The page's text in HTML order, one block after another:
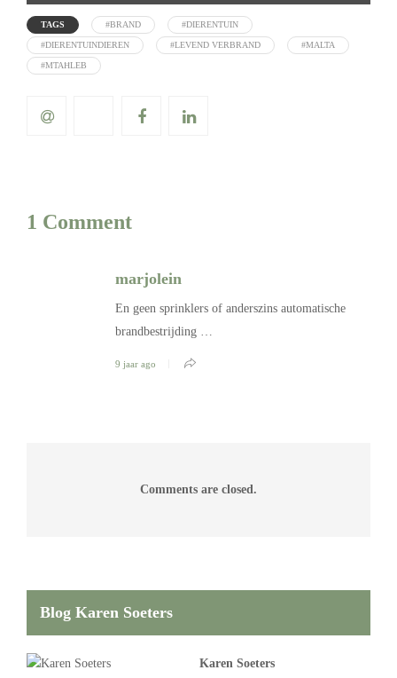
TAGS #BRAND #DIERENTUIN
#DIERENTUINDIEREN #LEVEND VERBRAND #MALTA
#MTAĦLEB
1 Comment
marjolein
En geen sprinklers of anderszins automatische
brandbestrijding …
9 jaar ago
Comments are closed.
Blog Karen Soeters
Karen Soeters